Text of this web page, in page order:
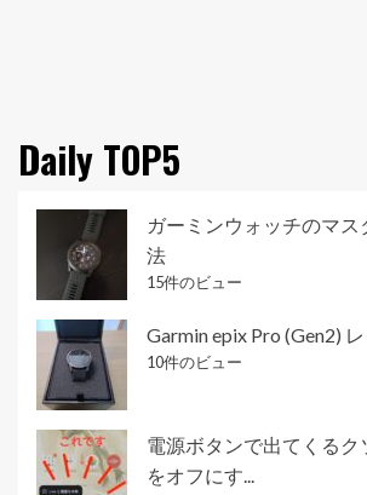
Daily TOP5
ガーミンウォッチのマ
法
15件のビュー
Garmin epix Pro (Gen2)
10件のビュー
電源ボタンで出てくるク
をオフにす...